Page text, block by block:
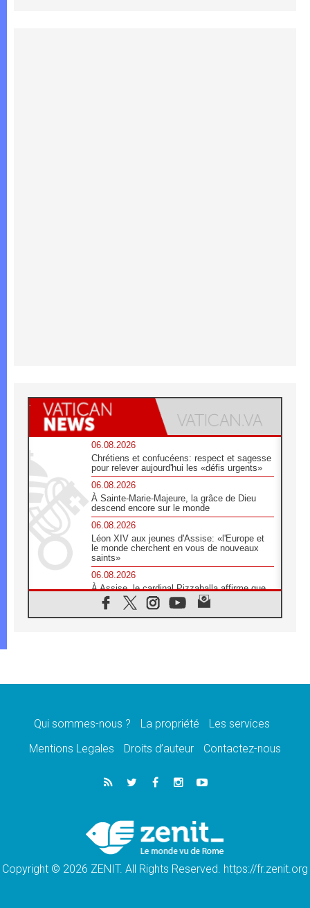
06.08.2026
Chrétiens et confucéens: respect et sagesse
pour relever aujourd'hui les «défis urgents»
06.08.2026
À Sainte-Marie-Majeure, la grâce de Dieu
descend encore sur le monde
06.08.2026
Léon XIV aux jeunes d'Assise: «l'Europe et
le monde cherchent en vous de nouveaux
saints»
06.08.2026
À Assise, le cardinal Pizzaballa affirme que
«les chrétiens veulent la paix»
06.08.2026
message de paix et de dignité humaine»
«La visite du Pape en Uruguay renforcera
05.08.2026
Le nonce en Ukraine: «Il est inquiétant
Léon XIV au Pérou, une lueur d'espoir pour
un peuple en quête de paix
Qui sommes-nous ? La propriété
Les services
Mentions Legales
Droits d’auteur Contactez-nous
Copyright © 2026 ZENIT. All Rights Reserved. https://fr.zenit.org